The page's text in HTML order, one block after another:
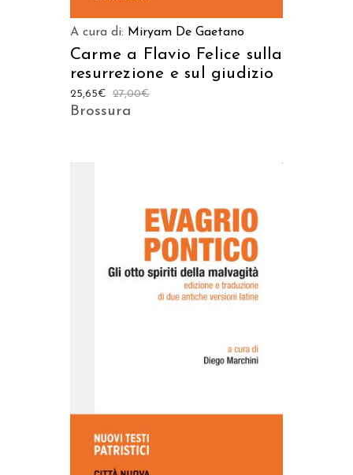
A cura di: Miryam De Gaetano
Carme a Flavio Felice sulla
resurrezione e sul giudizio
27,00€
25,65€
Brossura